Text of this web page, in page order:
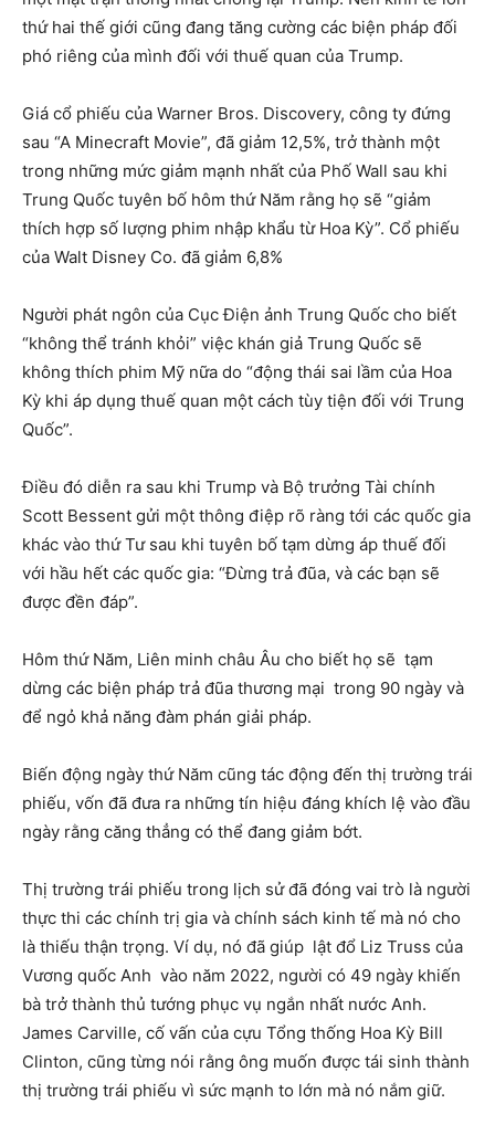
thứ hai thế giới cũng đang tăng cường các biện pháp đối
phó riêng của mình đối với thuế quan của Trump.
Giá cổ phiếu của Warner Bros. Discovery, công ty đứng
sau “A Minecraft Movie”, đã giảm 12,5%, trở thành một
trong những mức giảm mạnh nhất của Phố Wall sau khi
Trung Quốc tuyên bố hôm thứ Năm rằng họ sẽ “giảm
thích hợp số lượng phim nhập khẩu từ Hoa Kỳ”. Cổ phiếu
của Walt Disney Co. đã giảm 6,8%
Người phát ngôn của Cục Điện ảnh Trung Quốc cho biết
“không thể tránh khỏi” việc khán giả Trung Quốc sẽ
không thích phim Mỹ nữa do “động thái sai lầm của Hoa
Kỳ khi áp dụng thuế quan một cách tùy tiện đối với Trung
Quốc”.
Điều đó diễn ra sau khi Trump và Bộ trưởng Tài chính
Scott Bessent gửi một thông điệp rõ ràng tới các quốc gia
khác vào thứ Tư sau khi tuyên bố tạm dừng áp thuế đối
với hầu hết các quốc gia: “Đừng trả đũa, và các bạn sẽ
được đền đáp”.
Hôm thứ Năm, Liên minh châu Âu cho biết họ sẽ tạm
dừng các biện pháp trả đũa thương mại trong 90 ngày và
để ngỏ khả năng đàm phán giải pháp.
Biến động ngày thứ Năm cũng tác động đến thị trường trái
phiếu, vốn đã đưa ra những tín hiệu đáng khích lệ vào đầu
ngày rằng căng thẳng có thể đang giảm bớt.
Thị trường trái phiếu trong lịch sử đã đóng vai trò là người
thực thi các chính trị gia và chính sách kinh tế mà nó cho
là thiếu thận trọng. Ví dụ, nó đã giúp lật đổ Liz Truss của
Vương quốc Anh vào năm 2022, người có 49 ngày khiến
bà trở thành thủ tướng phục vụ ngắn nhất nước Anh.
James Carville, cố vấn của cựu Tổng thống Hoa Kỳ Bill
Clinton, cũng từng nói rằng ông muốn được tái sinh thành
thị trường trái phiếu vì sức mạnh to lớn mà nó nắm giữ.